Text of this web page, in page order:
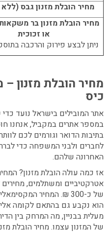
מחיר הובלת מזנון גבס
מחיר הובלת מזנון בר
או זכוכית
ניתן לבצע פירוק והרכבה
מחיר הובלת מזנון –
כיס
אתר המובילים בישראל נועד
במספר אתרים במקביל, אנחנו
בתיבות הדואר וגורמים לכם
לחברים ולבני המשפחה כדי
האחרונה שלהם.
אז כמה עולה הובלת מזנון?
אטרקטיביים ומשתלמים,
של כ-300 ₪. המחיר
הוא נקבע גם בהתאם לקומה
מעלית בבניין, מה המרחק בין
של המזנון עצמו. מחיר הובלת